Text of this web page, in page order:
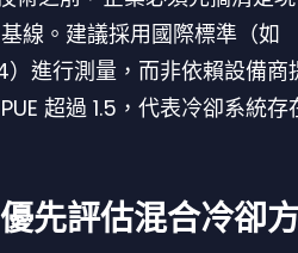
線。建議採用國際標準（如
）進行測量，而非依賴設備商
超過 1.5，代表冷卻系統存
先評估混合冷卻